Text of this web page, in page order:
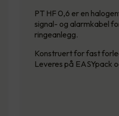
PT HF 0,6 er en
signal- og alarmkabel
ringeanlegg.
Konstruert for fast
Leveres på EASYpack